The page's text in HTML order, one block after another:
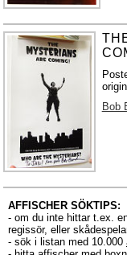
Bob
AFFISCHER SÖKTIPS:
- om du inte hittar t.ex.
regissör, eller
- sök i listan med 10.000